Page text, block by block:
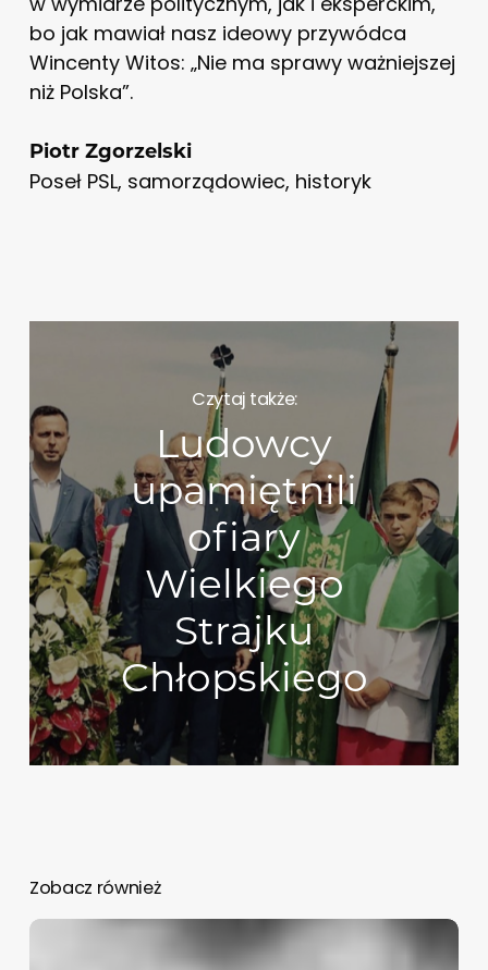
bo jak mawiał nasz ideowy przywódca
Wincenty Witos: „Nie ma sprawy ważniejszej
niż Polska”.
Piotr Zgorzelski
Poseł PSL, samorządowiec, historyk
Czytaj także:
Ludowcy
upamiętnili
ofiary
Wielkiego
Strajku
Chłopskiego
Zobacz również